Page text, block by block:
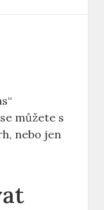
můžete s
nebo jen